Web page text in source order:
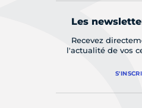
Les
Recevez
l'actualité de vos